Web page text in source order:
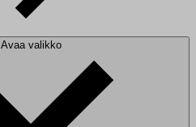
Avaa valikko